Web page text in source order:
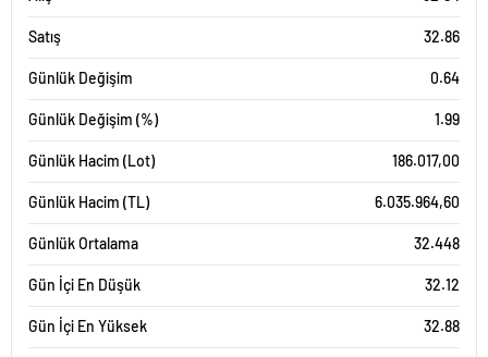
Satış 32.86
Günlük Değişim 0.64
Günlük Değişim (%) 1.99
Günlük Hacim (Lot) 186.017,00
Günlük Hacim (TL) 6.035.964,60
Günlük Ortalama 32.448
Gün İçi En Düşük 32.12
Gün İçi En Yüksek 32.88